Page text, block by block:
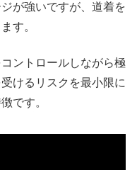
が強いですが、道着を
す。
ントロールしながら極
けるリスクを最小限に
です。